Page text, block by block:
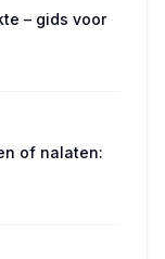
– gids voor
of nalaten: